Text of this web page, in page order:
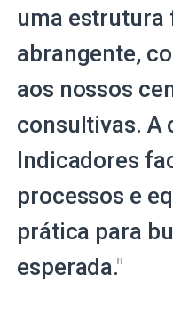
uma estrutura
abrangente,
aos nossos
consultivas. A
Indicadores
processos e
prática para
esperada."